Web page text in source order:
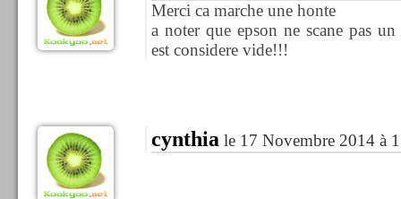
Merci ca marche une honte
a noter que epson ne scane pas
est considere vide!!!
cynthia le 17 Novembre 2014 à